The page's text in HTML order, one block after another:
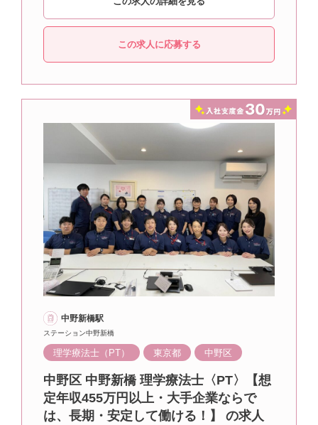
この求人に応募する
中野新橋駅
ステーション中野新橋
理学療法士（PT） 東京都 中野区
中野区 中野新橋 理学療法士〈PT〉【想
定年収455万円以上・大手企業ならで
は、長期・安定して働ける！】 の求人